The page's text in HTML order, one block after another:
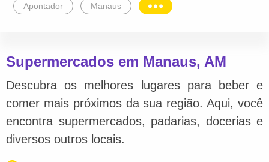
Apontador Manaus
Supermercados em Manaus, AM
Descubra os melhores lugares para beber e
comer mais próximos da sua região. Aqui, você
encontra supermercados, padarias, docerias e
diversos outros locais.